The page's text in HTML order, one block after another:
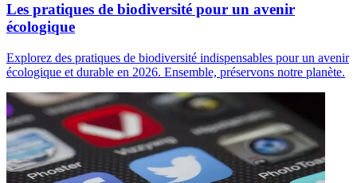
Les pratiques de biodiversité pour un avenir
écologique
Explorez des pratiques de biodiversité indispensables pour un avenir
écologique et durable en 2026. Ensemble, préservons notre planète.